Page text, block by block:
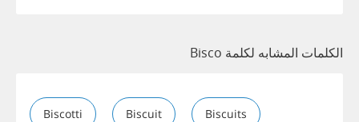
الكلمات المشابه لكلمة Bisco
Biscotti Biscuit Biscuits